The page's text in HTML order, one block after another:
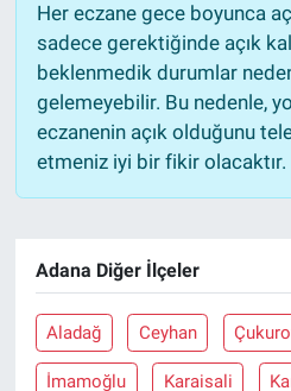
Her eczane gece boyunca
sadece gerektiğinde açık
beklenmedik durumlar
gelemeyebilir. Bu nedenle,
eczanenin açık olduğunu
etmeniz iyi bir fikir olacaktır.
Adana Diğer İlçeler
Aladağ Ceyhan
İmamoğlu Karaisali